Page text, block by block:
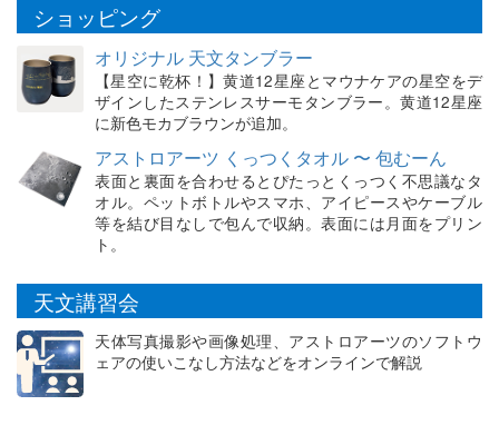
ショッピング
オリジナル 天文タンブラー
【星空に乾杯！】黄道12星座とマウナケアの星空をデ
ザインしたステンレスサーモタンブラー。黄道12星座
に新色モカブラウンが追加。
アストロアーツ くっつくタオル 〜 包むーん
表面と裏面を合わせるとぴたっとくっつく不思議なタ
オル。ペットボトルやスマホ、アイピースやケーブル
等を結び目なしで包んで収納。表面には月面をプリン
ト。
天文講習会
天体写真撮影や画像処理、アストロアーツのソフトウ
ェアの使いこなし方法などをオンラインで解説